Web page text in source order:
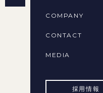
COMPANY
CONTACT
MEDIA
採用情報